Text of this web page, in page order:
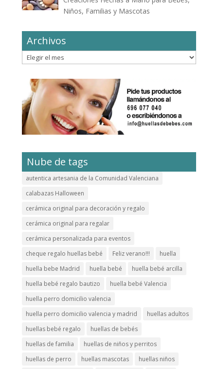
Niños, Familias y Mascotas
Archivos
Archivos
Nube de tags
autentica artesania de la Comunidad Valenciana
calabazas Halloween
cerámica original para decoración y regalo
cerámica original para regalar
cerámica personalizada para eventos
cheque regalo huellas bebé
Feliz verano!!!
huella
huella bebe Madrid
huella bebé
huella bebé arcilla
huella bebé regalo bautizo
huella bebé Valencia
huella perro domicilio valencia
huella perro domicilio valencia y madrid
huellas adultos
huellas bebé regalo
huellas de bebés
huellas de familia
huellas de niños y perritos
huellas de perro
huellas mascotas
huellas niños